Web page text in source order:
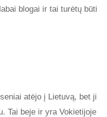
blogai ir tai turėtų būti
atėjo į Lietuvą, bet ji
Tai beje ir yra Vokietijoje